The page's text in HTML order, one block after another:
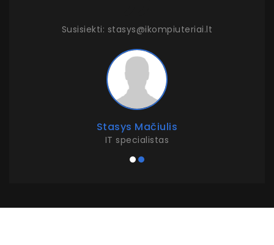
Susisiekti: stasys@ikompiuteriai.lt
Stasys Mačiulis
IT specialistas